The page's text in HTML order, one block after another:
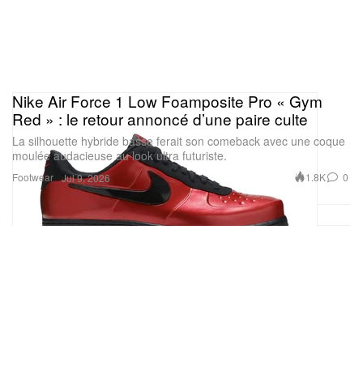
Footwear
Nike Air Force 1 Low Foamposite Pro « Gym
Red » : le retour annoncé d’une paire culte
La silhouette hybride basse ferait son comeback avec une coque
moulée audacieuse au look ultra futuriste.
Jul 9, 2026 1.8K 0